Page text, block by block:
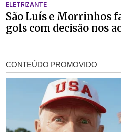
ELETRIZANTE
São Luís e Morrinhos
gols com decisão nos